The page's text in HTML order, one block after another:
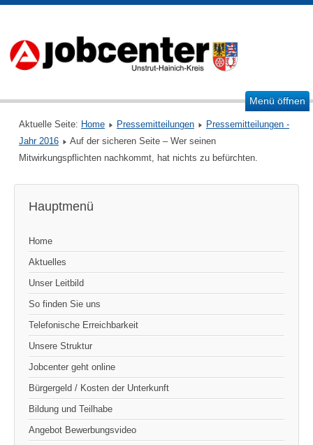
Menü öffnen
Aktuelle Seite: Home Pressemitteilungen
Pressemitteilungen -
Jahr 2016
Auf der sicheren Seite – Wer seinen
Mitwirkungspflichten nachkommt, hat nichts zu befürchten.
Hauptmenü
Home
Aktuelles
Unser Leitbild
So finden Sie uns
Telefonische Erreichbarkeit
Unsere Struktur
Jobcenter geht online
Bürgergeld / Kosten der Unterkunft
Bildung und Teilhabe
Angebot Bewerbungsvideo